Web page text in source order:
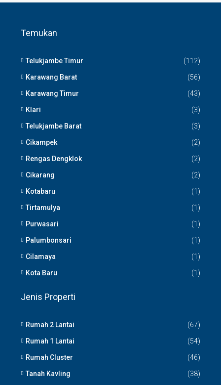
Temukan
Telukjambe Timur (112)
Karawang Barat (56)
Karawang Timur (43)
Klari (3)
Telukjambe Barat (3)
Cikampek (2)
Rengas Dengklok (2)
Cikarang (2)
Kotabaru (1)
Tirtamulya (1)
Purwasari (1)
Palumbonsari (1)
Cilamaya (1)
Kota Baru (1)
Jenis Properti
Rumah 2 Lantai (67)
Rumah 1 Lantai (54)
Rumah Cluster (46)
Tanah Kavling (38)